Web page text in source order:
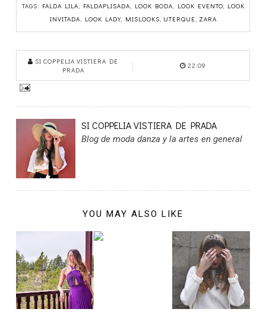
TAGS: FALDA LILA FALDAPLISADA LOOK BODA LOOK EVENTO, LOOK
INVITADA
LOOK LADY, MISLOOKS UTERQUE ZARA
SI COPPELIA VISTIERA DE
PRADA
22:09
SI COPPELIA VISTIERA DE PRADA
Blog de moda danza y la artes en general
YOU MAY ALSO LIKE